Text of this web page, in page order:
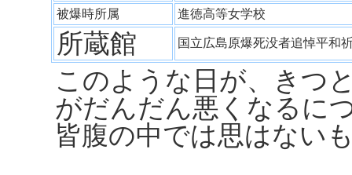
被爆時所属 進徳高等女学校
所蔵館 国立広島原爆死没者追悼平
このような日が、きつ
がだんだん悪くなるに
皆腹の中では思はない